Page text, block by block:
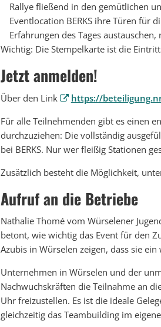
Rallye fließend in den gemütlichen
Eventlocation BERKS ihre Türen für
Erfahrungen des Tages
Wichtig: Die Stempelkarte ist die
Jetzt anmelden!
Über den Link https://
Für alle Teilnehmenden gibt es einen
durchzuziehen: Die vollständig
bei BERKS. Nur wer fleißig Stationen
Zusätzlich besteht die Möglichkeit,
Aufruf an die Betriebe
Nathalie Thomé vom Würselener
betont, wie wichtig das Event für den
Azubis in Würselen zeigen, dass sie
Unternehmen in Würselen und der
Nachwuchskräften die Teilnahme an
Uhr freizustellen. Es ist die ideale
gleichzeitig das Teambuilding im